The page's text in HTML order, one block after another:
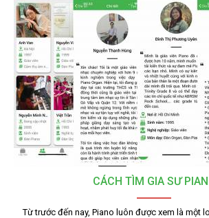
CÁCH TÌM GIA SƯ
Từ trước đến nay, Piano luôn được xem là một